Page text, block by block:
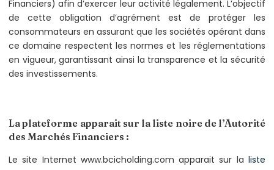
Financiers) afin d’exercer leur activité légalement. L’objectif
de cette obligation d’agrément est de protéger les
consommateurs en assurant que les sociétés opérant dans
ce domaine respectent les normes et les réglementations
en vigueur, garantissant ainsi la transparence et la sécurité
des investissements.
La plateforme apparait sur la liste noire de l’Autorité
des Marchés Financiers :
Le site Internet www.bcicholding.com apparait sur la liste